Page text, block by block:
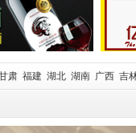
肃 福建 湖北 湖南 广西 吉